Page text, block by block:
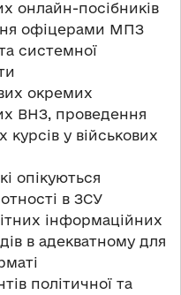
онлайн-посібників
офіцерами МПЗ
системної
окремих
ВНЗ, проведення
курсів у військових
опікуються
в ЗСУ
інформаційних
в адекватному для
політичної та